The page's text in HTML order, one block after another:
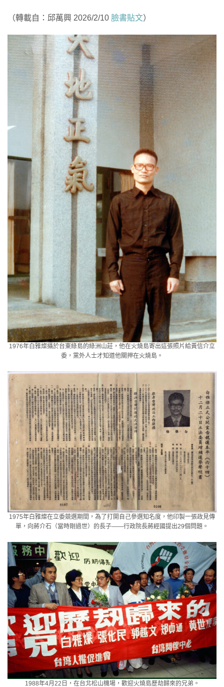
（轉載自：邱萬興 2026/2/10 臉書貼文）
1976年白雅燦攝於台東綠島的綠洲山莊，他在火燒島寄出這張照片給黃信介立
委，黨外人士才知道他關押在火燒島。
1975年白雅燦在立委競選期間，為了打開自己參選知名度，他印製一張政見傳
單，向蔣介石（當時剛過世）的長子——行政院長蔣經國提出29個問題。
1988年4月22日，在台北松山機場，歡迎火燒島歷劫歸來的兄弟。